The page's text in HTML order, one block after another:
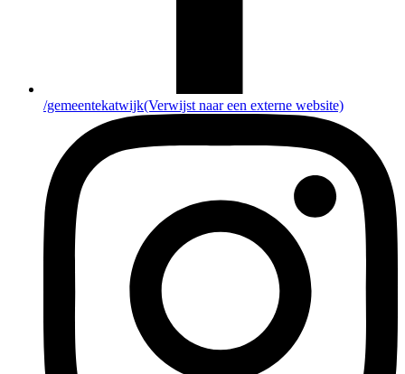
/gemeentekatwijk(Verwijst naar een externe website)